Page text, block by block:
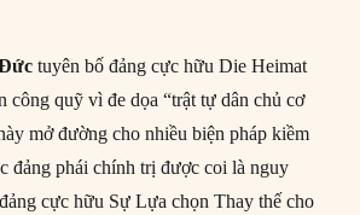
tuyên bố đảng cực hữu Die Heimat
công quỹ vì đe dọa “trật tự dân chủ cơ
mở đường cho nhiều biện pháp kiềm
đảng phái chính trị được coi là nguy
cực hữu Sự Lựa chọn Thay thế cho